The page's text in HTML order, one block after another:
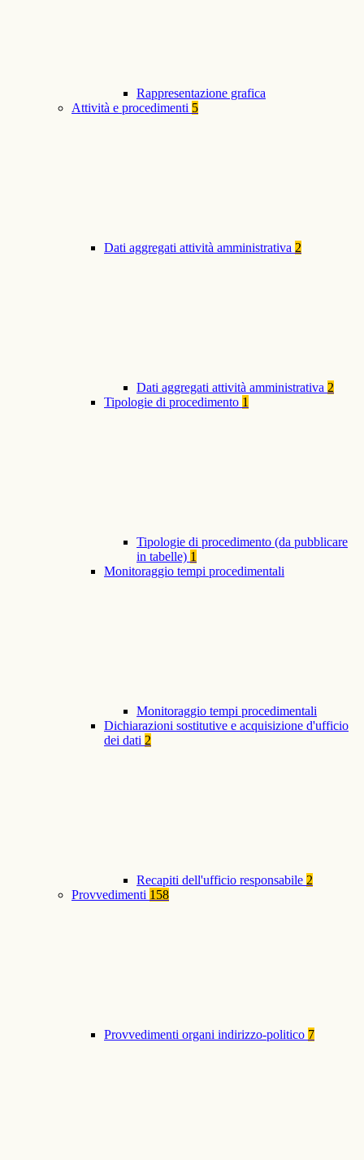
Rappresentazione grafica
Attività e procedimenti 5
Dati aggregati attività amministrativa 2
Dati aggregati attività amministrativa 2
Tipologie di procedimento 1
Tipologie di procedimento (da pubblicare
in tabelle) 1
Monitoraggio tempi procedimentali
Monitoraggio tempi procedimentali
Dichiarazioni sostitutive e acquisizione d'ufficio
dei dati 2
Recapiti dell'ufficio responsabile 2
Provvedimenti 158
Provvedimenti organi indirizzo-politico 7